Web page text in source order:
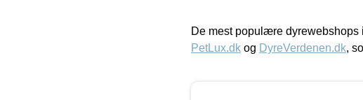
De mest populære dyrewebshops
PetLux.dk og DyreVerdenen.dk,